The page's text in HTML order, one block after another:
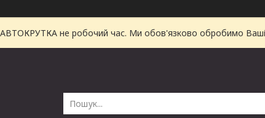
не робочий час. Ми обов'язково обробимо